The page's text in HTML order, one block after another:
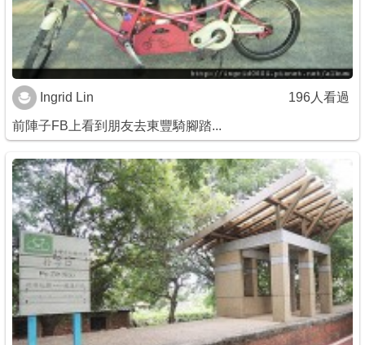
Ingrid Lin 196人看過
前陣子FB上看到朋友去東豐騎腳踏...